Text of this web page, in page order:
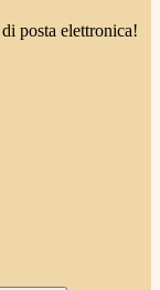
posta elettronica!